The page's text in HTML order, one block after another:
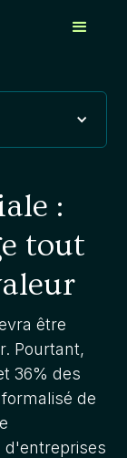
:
tout
être
Pourtant,
36% des
de
d'entreprises